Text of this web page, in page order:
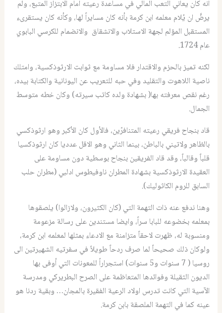
انه كان يعاني التعب المالي في مساعدة رعيته امام الابتزاز المتبع، ولم
يرضَّ ان يُلام معلمه ابن كرمة بأنه كان مسايراً لها، وكأنه كان يستقرىء
المستقبل المؤلم لجهة الاستلاب والانشقاق والانضمام للكرسي البابوي
عام 1724.
لكنه تميز بالحزم والاقتدار فلا مساومة مع ثوابت الارثوذكسية، وامتلك
ناصية اللاهوت والتقليد وفي حبه للتعريب عن اليونانية والكتابة بيده،
رغم نقص معرفته بها( بشهادة ولده كاتب سيرته) وكان خطه متوسط
الجمال.
قاد بنجاح فريقي رعيته المتنافرّين، فالأول كان الأكبر وهو ارثوذكسي
بالظاهر ولاتيني بالباطن، بينما الثاني وهو الاقل عدديا كان ارثوذكسيا
قلباً وقالباً، وقد قاد الفريقين بنجاح بوسطية دون مساومة على
العقيدة الارثوذكسية بشهادة المطران ناوفيطوس ادلبي (مطران حلب
السابق للروم الكاثوليك).
وهنا ندفع عنه ذات التهمة التي (كان الكثيرون، ولازالوا) يلصقوها
بمعلمه بخضوعه للبابا سراً، وايضا مستندين على رسالة مزعومة
ومنسوبة له، ظهرت لاحقاً متزامنة مع الادعاء بمثلها لمعلمه ابن كرمة،
ولوكان ذلك صحيحاً لما صرف ردحاً طويلاً في سفرتيه الشهيرتين الى
روسيا ( 7 سنوات و5 سنوات) استجراراً للمعونات التي أوفى بها
الديون الثقيلة وفوائدها المتعاظمة على الصرح البطريركي ومدرسة
الآسية التي كانت تدرس اولاد الرعية الفقيرة بالمجان… وبقية ردنا هو
عينه كما في التهمة الملصقة بابن كرمة.